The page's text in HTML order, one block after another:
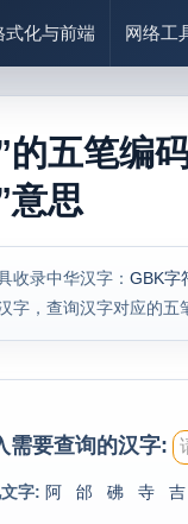
式化与前端 网络工
的五笔编
意思
收录中华汉字： GBK字
字，查询汉字对应的五
需要查询的汉字:
字: 阿 邰 砩 寺 吉